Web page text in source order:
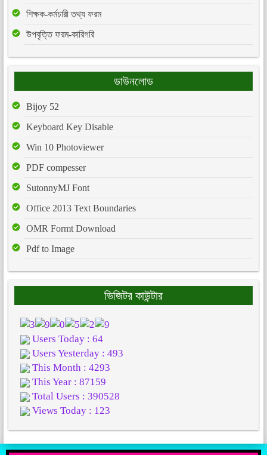
শিক্ষক-কর্মচারী তথ্য ফরম
উপবৃত্তি ফরম-কারিগরি
ডাউনলোড
Bijoy 52
Keyboard Key Disable
Win 10 Photoviewer
PDF compesser
SutonnyMJ Font
Office 2013 Text Boundaries
OMR Formt Download
Pdf to Image
ভিজিটর কাউন্টার
Users Today : 64
Users Yesterday : 493
This Month : 4293
This Year : 87159
Total Users : 390528
Views Today : 123